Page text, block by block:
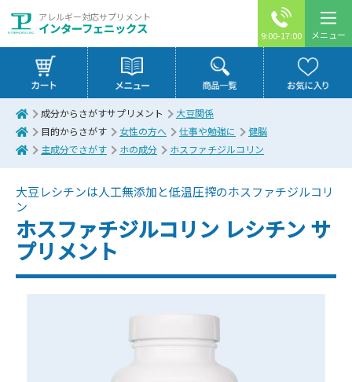
アレルギー対応サプリメント
インターフェニックス 9:00-17:00 メニュー
成分からさがすサプリメント
大豆関係
目的からさがす
女性の方へ 仕事や勉強に
健脳
主成分でさがす
ホの成分 ホスファチジルコリン
大豆レシチンは人工無添加と低温圧搾のホスファチジルコリ
ン
ホスファチジルコリン レシチン サ
プリメント